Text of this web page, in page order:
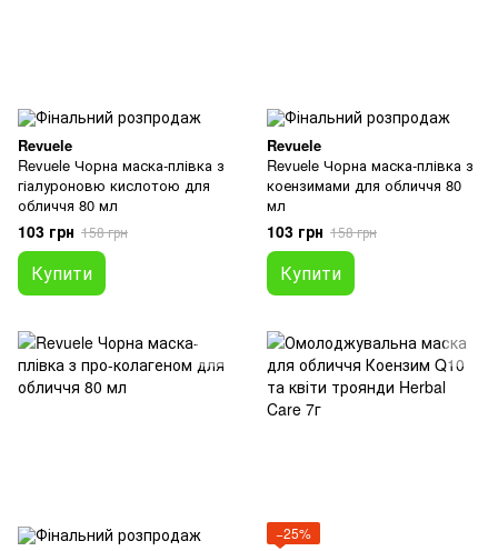
Revuele
Revuele Чорна маска-плівка з
гіалуроновю кислотою для
обличчя 80 мл
103 грн 158 грн
Купити
Revuele
Revuele Чорна маска-плівка з
коензимами для обличчя 80
мл
103 грн 158 грн
Купити
−25%